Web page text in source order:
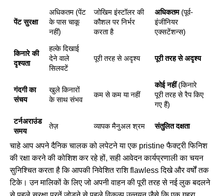
पेंट सुरक्षा
अधिकतम (पेंट
के पास चाकू
नहीं)
जोखिम इंस्टॉलर की
कौशल पर निर्भर
करता है
अधिकतम(पूर्व-
इंजीनियर
एक्सटेंशन्स)
किनारे की
दृश्यता
हल्के दिखाई
देने वाले
सिलवटें
पूरी तरह से अदृश्य पूरी तरह से अदृश्य
गंदगी का
संचय
खुले किनारों
के साथ संभव
कम से कम या नहीं
कोई नहीं(किनारे
पूरी तरह से रैप किए
गए हैं)
टर्नअराउंड
समय
तेज़ व्यापक मैनुअल श्रम संतुलित दक्षता
चाहे आप अपने दैनिक चालक को लपेटने या एक pristine फैक्ट्री फिनिश
की रक्षा करने की कोशिश कर रहे हों, सही आवेदन कार्यप्रणाली का चयन
सुनिश्चित करता है कि आपकी निवेशित राशि flawless दिखे और वर्षों तक
टिके। उन मालिकों के लिए जो अपनी वाहन की पूरी तरह से नई लुक बदलने